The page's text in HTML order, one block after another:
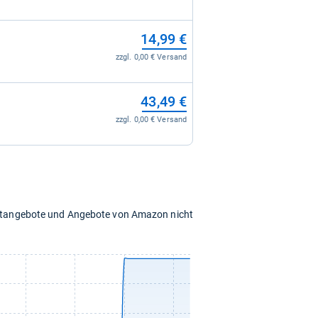
14,99 €
zzgl. 0,00 € Versand
43,49 €
zzgl. 0,00 € Versand
und Angebote von Amazon nicht